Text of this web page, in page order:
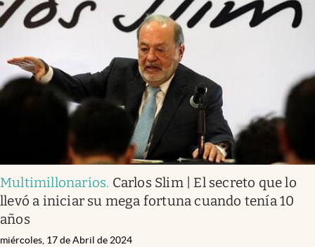
Multimillonarios. Carlos Slim | El secreto que lo
llevó a iniciar su mega fortuna cuando tenía 10
años
miércoles, 17 de Abril de 2024